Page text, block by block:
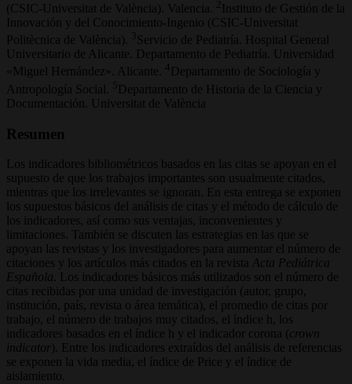
(CSIC-Universitat de València). Valencia.
Instituto de Gestión de la
Innovación y del Conocimiento-Ingenio (CSIC-Universitat
Politècnica de València).
3 Servicio de Pediatría. Hospital General
Universitario de Alicante. Departamento de Pediatría. Universidad
«Miguel Hernández». Alicante.
4 Departamento de Sociología y
Antropología Social.
5 Departamento de Historia de la Ciencia y
Documentación. Universitat de València
Resumen
Los indicadores bibliométricos basados en las citas se apoyan en el
supuesto de que los trabajos importantes son usualmente citados,
mientras que los irrelevantes se ignoran. En esta entrega se exponen
los supuestos básicos del análisis de citas y el método de cálculo de
los indicadores, así como sus ventajas, inconvenientes y
limitaciones. También se discuten las estrategias en las que se
apoyan las revistas y los investigadores para aumentar el número de
citaciones y los artículos más citados en la revista
Acta Pediátrica
Española . Los indicadores básicos más utilizados son el número de
citas recibidas por una unidad de investigación (autor, grupo,
institución, país, revista o área temática), el promedio de citas por
trabajo, el número de trabajos muy citados, el índice h, los
indicadores basados en el índice h y el indicador corona (crown
indicator). Entre los indicadores extraídos del análisis de referencias
se exponen la vida media, el índice de Price y el índice de
aislamiento.